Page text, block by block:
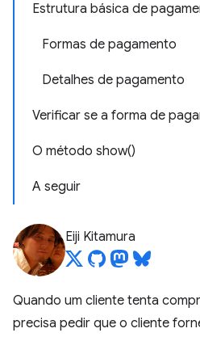
Estrutura básica de
Formas de pagamento
Detalhes de pagamento
Verificar se a forma de
O método show()
A seguir
Eiji Kitamura
Quando um cliente tenta
precisa pedir que o cliente